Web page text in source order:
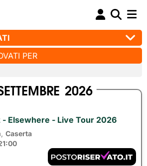
PER
2026
- Elsewhere - Live Tour 2026
Caserta